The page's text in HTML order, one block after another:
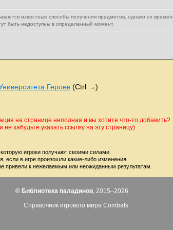
известные способы получения предметов, однако со
быть недоступны в определенный момент.
Героев (Ctrl →)
на странице неполная и вы хотите что-то добавить?
забудьте указать ссылку на эту страницу)
игроки получают своими силами.
если в игре произошли какие-либо изменения.
привели к нежелаемым или неожиданным результатам.
© Библиотека паладинов, 2015–2026
Справочник игрового мира Combats